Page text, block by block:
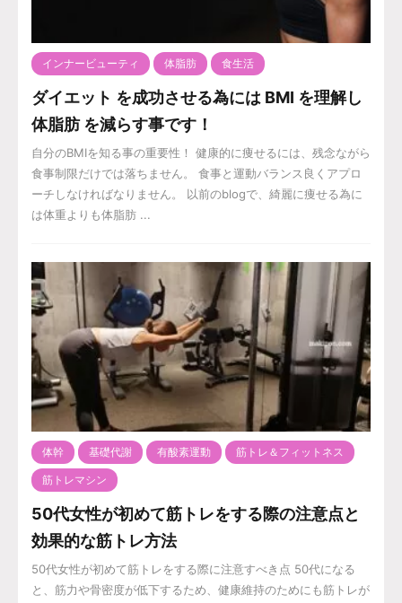
インナービューティ 体脂肪 食生活
ダイエット を成功させる為には BMI を理解し
体脂肪 を減らす事です！
自分のBMIを知る事の重要性！ 健康的に痩せるには、残念ながら
食事制限だけでは落ちません。 食事と運動バランス良くアプロ
ーチしなければなりません。 以前のblogで、綺麗に痩せる為に
は体重よりも体脂肪 ...
体幹 基礎代謝 有酸素運動 筋トレ＆フィットネス
筋トレマシン
50代女性が初めて筋トレをする際の注意点と
効果的な筋トレ方法
50代女性が初めて筋トレをする際に注意すべき点 50代になる
と、筋力や骨密度が低下するため、健康維持のためにも筋トレが